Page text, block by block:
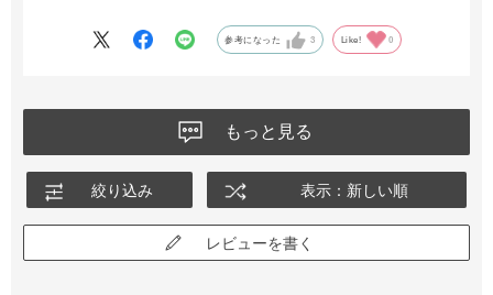
方がよいと思います。
参考になった 3 Like! 0
もっと見る
絞り込み 表示：新しい順
レビューを書く